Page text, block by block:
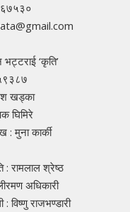
भट्टराई ‘कृति’
खड्का
घिमिरे
: मुना कार्की
: रामलाल श्रेष्ठ
अधिकारी
विष्णु राजभण्डारी